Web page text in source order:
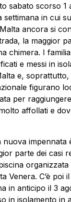
sabato scorso 1
in cui
ancora si
la maggior
chimera. I
e messi in
e,
figurano
per
affollati e
impennata
parte dei casi
Venera. C’è poi
in anticipo il 3
in isolamento in